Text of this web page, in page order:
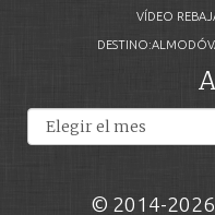
VÍDEO
© 2014-